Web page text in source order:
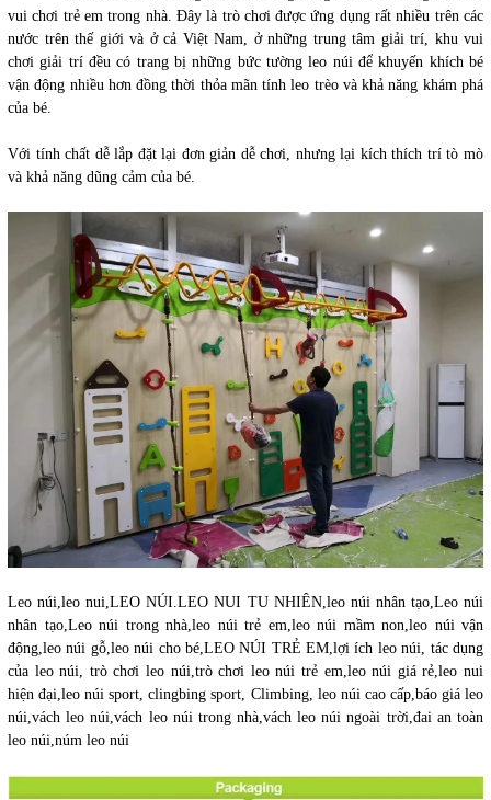
vui chơi trẻ em trong nhà. Đây là trò chơi được ứng dụng rất nhiều trên các
nước trên thế giới và ở cả Việt Nam, ở những trung tâm giải trí, khu vui
chơi giải trí đều có trang bị những bức tường leo núi để khuyến khích bé
vận động nhiều hơn đồng thời thỏa mãn tính leo trèo và khả năng khám phá
của bé.
Với tính chất dễ lắp đặt lại đơn giản dễ chơi, nhưng lại kích thích trí tò mò
và khả năng dũng cảm của bé.
Leo núi,leo nui,LEO NÚI.LEO NUI TU NHIÊN,leo núi nhân tạo,Leo núi
nhân tạo,Leo núi trong nhà,leo núi trẻ em,leo núi mầm non,leo núi vận
động,leo núi gỗ,leo núi cho bé,LEO NÚI TRẺ EM,lợi ích leo núi, tác dụng
của leo núi, trò chơi leo núi,trò chơi leo núi trẻ em,leo núi giá rẻ,leo nui
hiện đại,leo núi sport, clingbing sport, Climbing, leo núi cao cấp,báo giá leo
núi,vách leo núi,vách leo núi trong nhà,vách leo núi ngoài trời,đai an toàn
leo núi,núm leo núi